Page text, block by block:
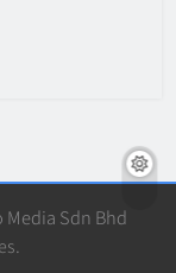
Media Sdn Bhd